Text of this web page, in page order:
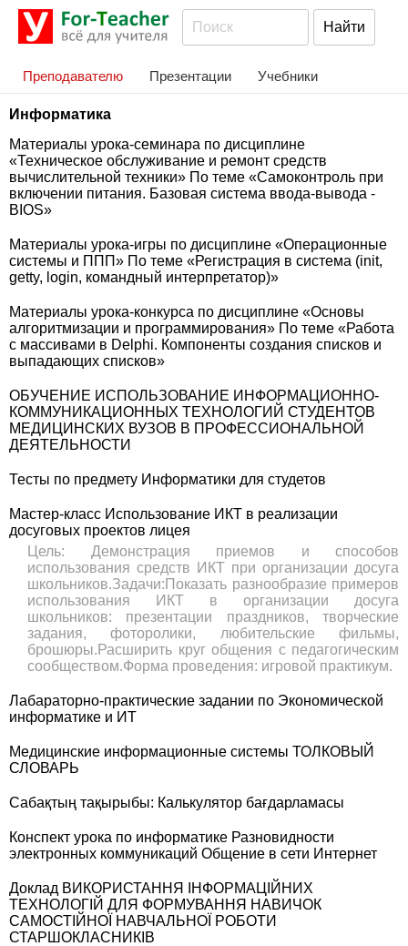
Преподавателю Презентации Учебники
Информатика
Материалы урока-семинара по дисциплине
«Техническое обслуживание и ремонт средств
вычислительной техники» По теме «Самоконтроль при
включении питания. Базовая система ввода-вывода -
BIOS»
Материалы урока-игры по дисциплине «Операционные
системы и ППП» По теме «Регистрация в система (init,
getty, login, командный интерпретатор)»
Материалы урока-конкурса по дисциплине «Основы
алгоритмизации и программирования» По теме «Работа
с массивами в Delphi. Компоненты создания списков и
выпадающих списков»
ОБУЧЕНИЕ ИСПОЛЬЗОВАНИЕ ИНФОРМАЦИОННО-
КОММУНИКАЦИОННЫХ ТЕХНОЛОГИЙ СТУДЕНТОВ
МЕДИЦИНСКИХ ВУЗОВ В ПРОФЕССИОНАЛЬНОЙ
ДЕЯТЕЛЬНОСТИ
Тесты по предмету Информатики для студетов
Мастер-класс Использование ИКТ в реализации
досуговых проектов лицея
Цель: Демонстрация приемов и способов
использования средств ИКТ при организации досуга
школьников.Задачи:Показать разнообразие примеров
использования ИКТ в организации досуга
школьников: презентации праздников, творческие
задания, фоторолики, любительские фильмы,
брошюры.Расширить круг общения с педагогическим
сообществом.Форма проведения: игровой практикум.
Лабараторно-практические задании по Экономической
информатике и ИТ
Медицинские информационные системы ТОЛКОВЫЙ
СЛОВАРЬ
Сабақтың тақырыбы: Калькулятор бағдарламасы
Конспект урока по информатике Разновидности
электронных коммуникаций Общение в сети Интернет
Доклад ВИКОРИСТАННЯ ІНФОРМАЦІЙНИХ
ТЕХНОЛОГІЙ ДЛЯ ФОРМУВАННЯ НАВИЧОК
САМОСТІЙНОЇ НАВЧАЛЬНОЇ РОБОТИ
СТАРШОКЛАСНИКІВ